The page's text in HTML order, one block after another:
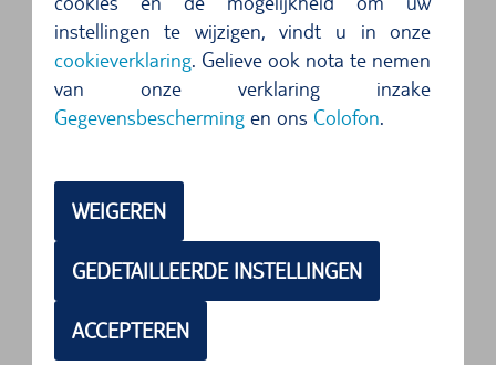
instellingen te wijzigen, vindt u in onze
cookieverklaring. Gelieve ook nota te nemen
van onze verklaring inzake
Gegevensbeschermingen ons Colofon.
WEIGEREN
GEDETAILLEERDE INSTELLINGEN
ACCEPTEREN
Athene
Met een huurauto vanaf de luchthaven van
Athene kunt u een reis maken door de
schoonheid van Griekenland. Vrij van enige
adembenemende natuur en warme cultuur van
dit land van dichtbij ervaren. Laat u inspireren en
vervul uw eigen droomvakantie. Reserveer